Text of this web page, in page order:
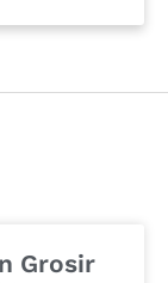
Grosir